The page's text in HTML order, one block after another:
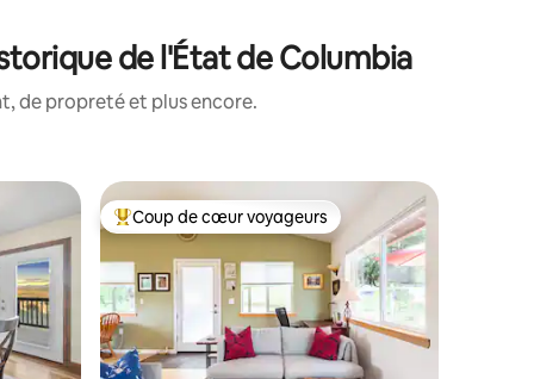
de l'État de Columbia
de propreté et plus encore.
appréciés Coups de cœur voyageurs les plus appréciés
Coup de cœur voyageurs